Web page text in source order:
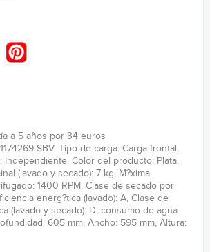
a 5 años por 34 euros
SBV. Tipo de carga: Carga frontal,
Independiente, Color del producto: Plata.
(lavado y secado): 7 kg, M?xima
1400 RPM, Clase de secado por
energ?tica (lavado): A, Clase de
(lavado y secado): D, consumo de agua
605 mm, Ancho: 595 mm, Altura: